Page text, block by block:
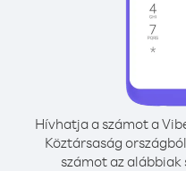
Hívhatja a számot a
Köztársaság
számot az alábbiak